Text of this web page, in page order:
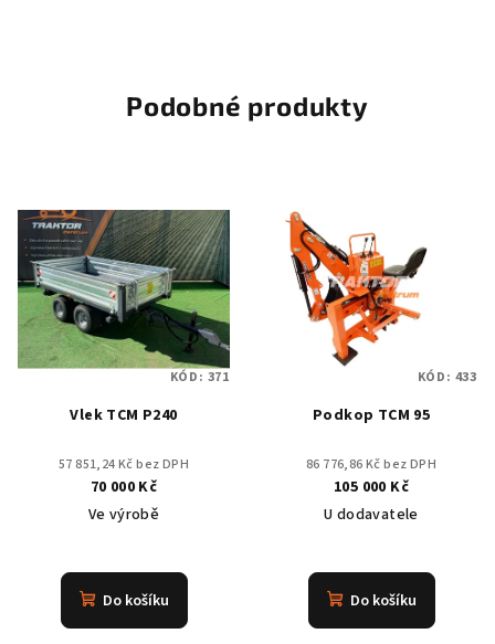
Podobné produkty
Vlek TCM P240
57 851,24 Kč bez DPH
70 000 Kč
Ve výrobě
Do košíku
KÓD: 371
Podkop TCM 95
86 776,86 Kč bez DPH
105 000 Kč
U dodavatele
Do košíku
KÓD: 433